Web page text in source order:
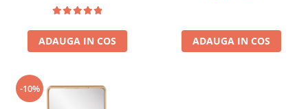
ADAUGA IN COS ADAUGA IN COS
-10%